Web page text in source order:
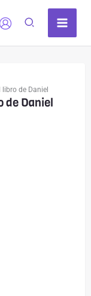
libro de Daniel
de Daniel